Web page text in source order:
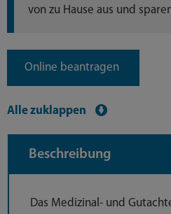
von zu Hause aus und
Online beantragen
Alle zuklappen
Beschreibung
Das Medizinal- und